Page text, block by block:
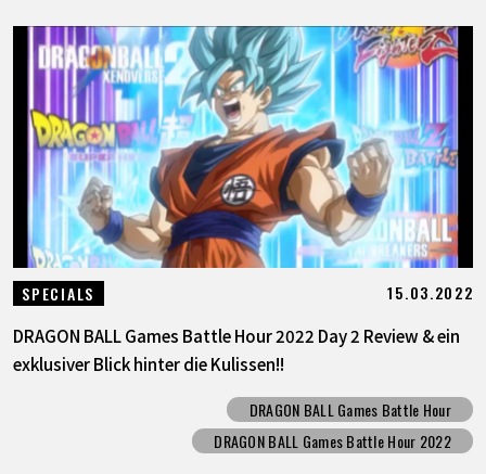
SPECIALS 15.03.2022
DRAGON BALL Games Battle Hour 2022 Day 2 Review & ein
exklusiver Blick hinter die Kulissen!!
DRAGON BALL Games Battle Hour
DRAGON BALL Games Battle Hour 2022